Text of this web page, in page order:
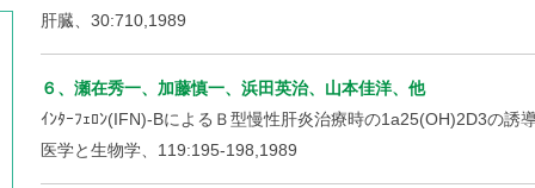
肝臓、30:710,1989
６、瀬在秀一、加藤慎一、浜田英治、山本佳洋、他
ｲﾝﾀｰﾌｪﾛﾝ(IFN)-BによるＢ型慢性肝炎治療時の1a25(OH)2D3の誘
医学と生物学、119:195-198,1989